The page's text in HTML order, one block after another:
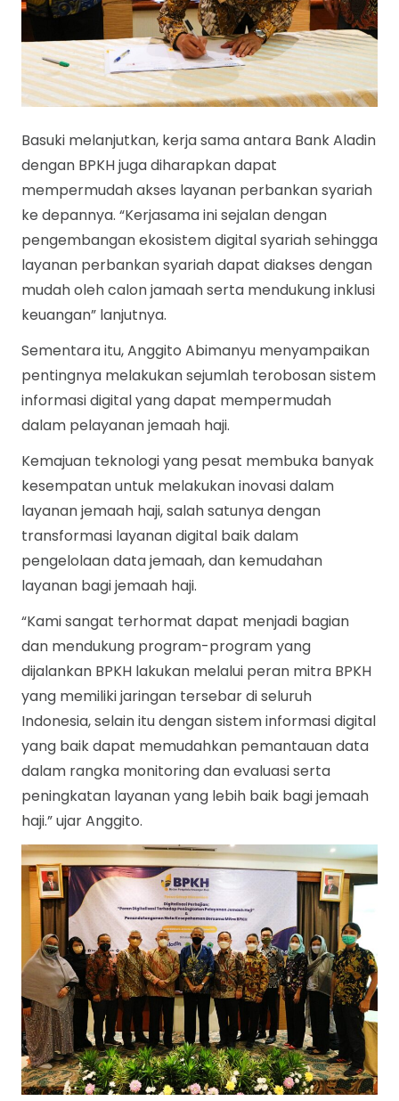
Basuki melanjutkan, kerja sama antara Bank Aladin
dengan BPKH juga diharapkan dapat
mempermudah akses layanan perbankan syariah
ke depannya. “Kerjasama ini sejalan dengan
pengembangan ekosistem digital syariah sehingga
layanan perbankan syariah dapat diakses dengan
mudah oleh calon jamaah serta mendukung inklusi
keuangan” lanjutnya.
Sementara itu, Anggito Abimanyu menyampaikan
pentingnya melakukan sejumlah terobosan sistem
informasi digital yang dapat mempermudah
dalam pelayanan jemaah haji.
Kemajuan teknologi yang pesat membuka banyak
kesempatan untuk melakukan inovasi dalam
layanan jemaah haji, salah satunya dengan
transformasi layanan digital baik dalam
pengelolaan data jemaah, dan kemudahan
layanan bagi jemaah haji.
“Kami sangat terhormat dapat menjadi bagian
dan mendukung program-program yang
dijalankan BPKH lakukan melalui peran mitra BPKH
yang memiliki jaringan tersebar di seluruh
Indonesia, selain itu dengan sistem informasi digital
yang baik dapat memudahkan pemantauan data
dalam rangka monitoring dan evaluasi serta
peningkatan layanan yang lebih baik bagi jemaah
haji.” ujar Anggito.